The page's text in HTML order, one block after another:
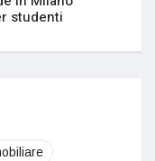
studenti